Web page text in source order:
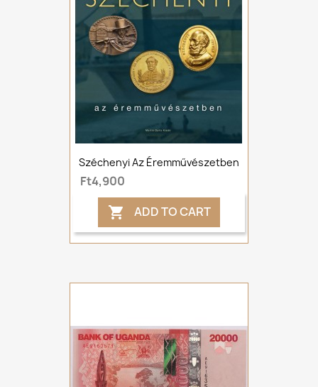
Széchenyi Az Éremművészetben
Ft4,900
 ADD TO CART